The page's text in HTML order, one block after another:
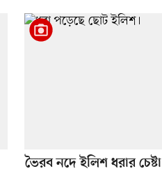
ভৈরব নদে ইলিশ ধরার চেষ্টা